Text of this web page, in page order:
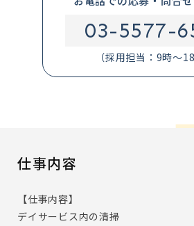
03-5577-
（採用担当：9時～18
仕事内容
【仕事内容】
デイサービス内の清掃